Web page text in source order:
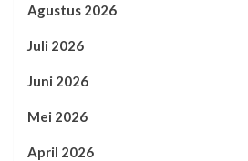
Agustus 2026
Juli 2026
Juni 2026
Mei 2026
April 2026